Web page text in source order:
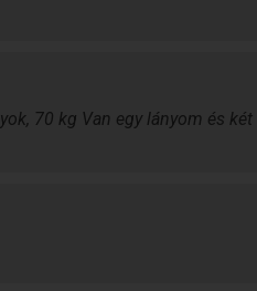
70 kg Van egy lányom és két